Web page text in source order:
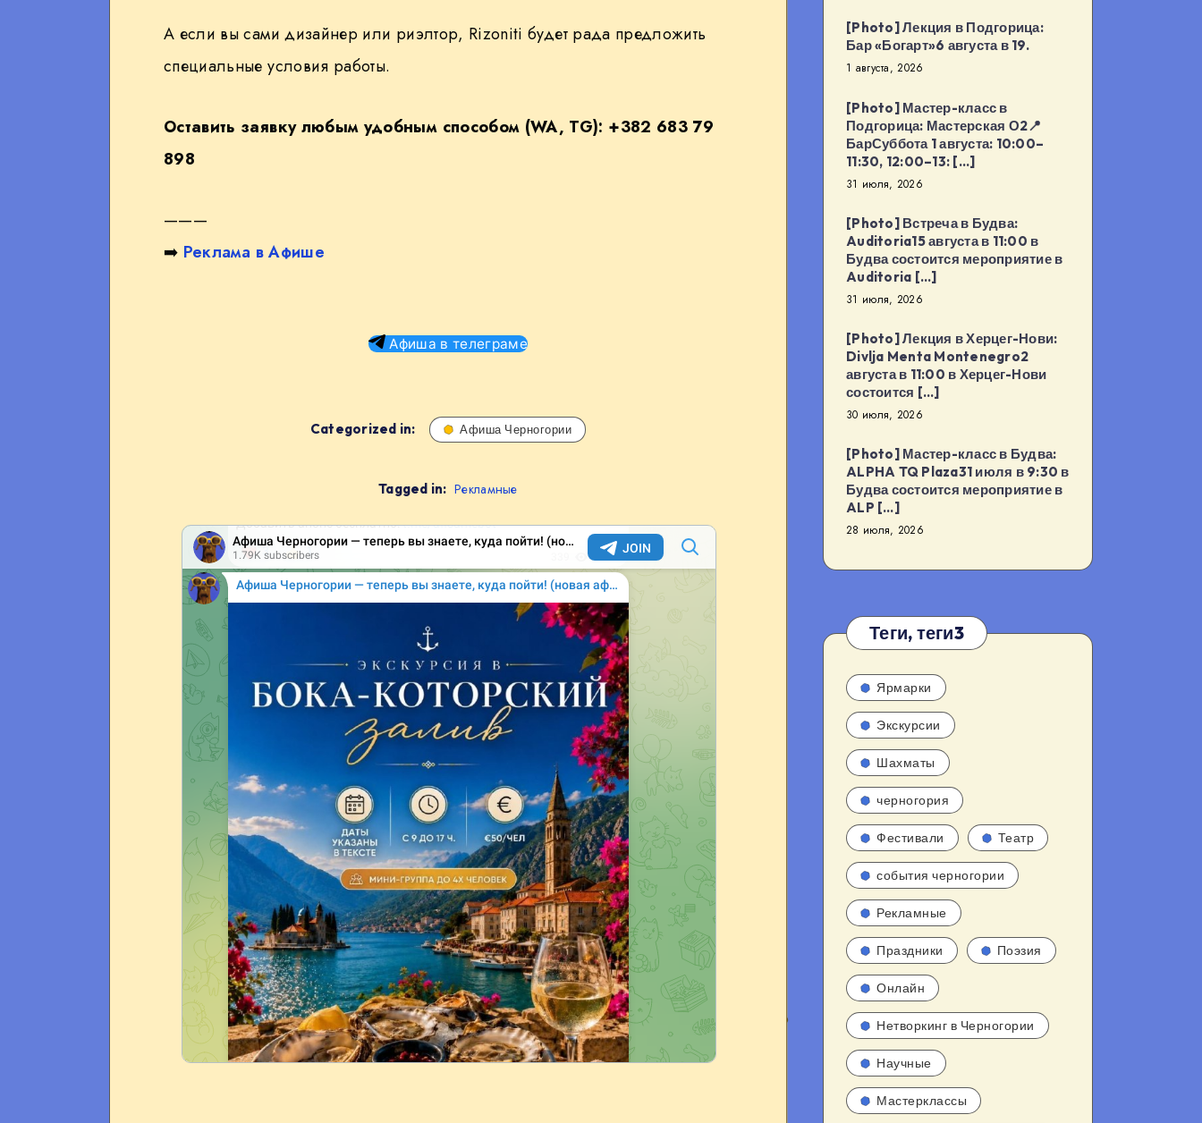
А если вы сами дизайнер или риэлтор, Rizoniti будет рада предложить
специальные условия работы.
Оставить заявку любым удобным способом (WA, TG): +382 683 79
898
———
➡️ Реклама в Афише
Афиша в телеграме
Categorized in: Афиша Черногории
Tagged in: Рекламные
[Photo] Лекция в Подгорица:
Бар «Богарт»6 августа в 19.
1 августа, 2026
[Photo] Мастер-класс в
Подгорица: Мастерская О2📍
БарСуббота 1 августа: 10:00–
11:30, 12:00–13: […]
31 июля, 2026
[Photo] Встреча в Будва:
Auditoria15 августа в 11:00 в
Будва состоится мероприятие в
Auditoria […]
31 июля, 2026
[Photo] Лекция в Херцег-Нови:
Divlja Menta Montenegro2
августа в 11:00 в Херцег-Нови
состоится […]
30 июля, 2026
[Photo] Мастер-класс в Будва:
ALPHA TQ Plaza31 июля в 9:30 в
Будва состоится мероприятие в
ALP […]
28 июля, 2026
Теги, теги3
Ярмарки
Экскурсии
Шахматы
черногория
Фестивали Театр
события черногории
Рекламные
Праздники Поэзия
Онлайн
Нетворкинг в Черногории
Научные
Мастерклассы